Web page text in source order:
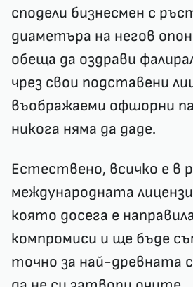
сподели бизнесмен с
диаметъра на негов
обеща да оздрави
чрез свои подставени
въображаеми офшорни
никога няма да даде.
Естествено, всичко е в
международната
която досега е
компромиси и ще бъде
точно за най-древната